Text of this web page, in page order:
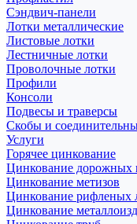
Сэндвич-панели
Лотки металлические
Листовые лотки
Лестничные лотки
Проволочные лотки
Профили
Консоли
Подвесы и траверсы
Скобы и
Услуги
Горячее цинкование
Цинкование дорожных
Цинкование метизов
Цинкование рифленых
Цинкование